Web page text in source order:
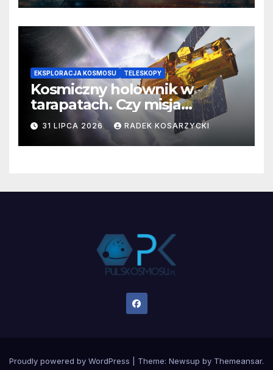
EKSPLORACJA KOSMOSU TELESKOPY
Kosmiczny holownik w
tarapatach. Czy misja
ratowania Teleskopu Swift
jest zagrożona?
31 LIPCA 2026 RADEK KOSARZYCKI
Proudly powered by WordPress Theme: Newsup by Themeansar.